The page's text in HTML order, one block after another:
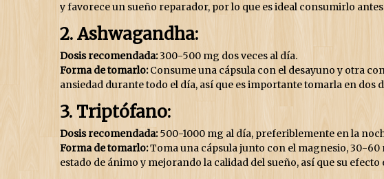
y favorece un sueño reparador, por lo que es ideal consumirlo
2. Ashwagandha:
Dosis recomendada:300-500 mg dos veces al día.
Forma de tomarlo:Consume una cápsula con el desayuno y otra
ansiedad durante todo el día, así que es importante tomarla en dos
3. Triptófano:
Dosis recomendada:500-1000 mg al día, preferiblemente en la
Forma de tomarlo:Toma una cápsula junto con el magnesio, 30-
estado de ánimo y mejorando la calidad del sueño, así que su efecto